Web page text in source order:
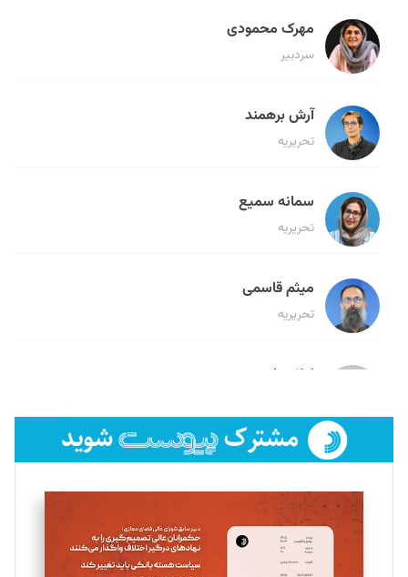
مهرک محمودی
سردبیر
آرش برهمند
تحریریه
سمانه سمیع
تحریریه
میثم قاسمی
تحریریه
لیلا حنارود
فائزه فتحی رستمی
تحریریه
سروش کرمیان